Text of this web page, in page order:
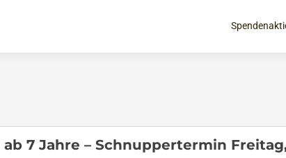
Inhalt
ab 7 Jahre – Schnuppertermin